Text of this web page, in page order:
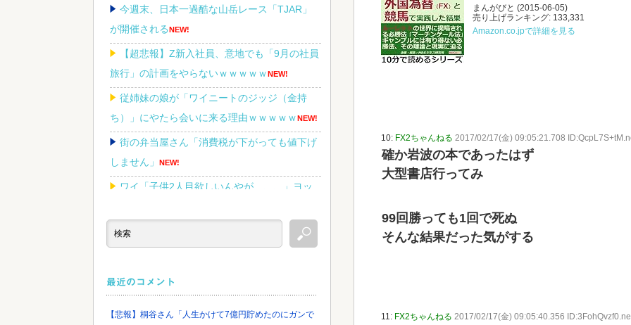
まんがびと (2015-06-05)
売り上げランキング: 133,331
Amazon.co.jpで詳細を見る
10: FX2ちゃんねる 2017/02/17(金) 09:05:21.708
確か岩波の本であったはず
大型書店行ってみ
99回勝っても1回で死ぬ
そんな結果だった気がする
11: FX2ちゃんねる 2017/02/17(金) 09:05:40.356
今週末、日本一過酷な山岳レース「TJAR」
が開催されるNEW!
【超悲報】Z新入社員、意地でも「9月の社員
旅行」の計画をやらないｗｗｗｗｗNEW!
従姉妹の娘が「ワイニートのジッジ（金持
ち）」にやたら会いに来る理由ｗｗｗｗｗNEW!
街の弁当屋さん「消費税が下がっても値下げ
しません」
NEW!
ワイ「子供2人目欲しいんやが、、、」ヨッ
最近のコメント
【悲報】桐谷さん「人生かけて7億円貯めたのにガンで